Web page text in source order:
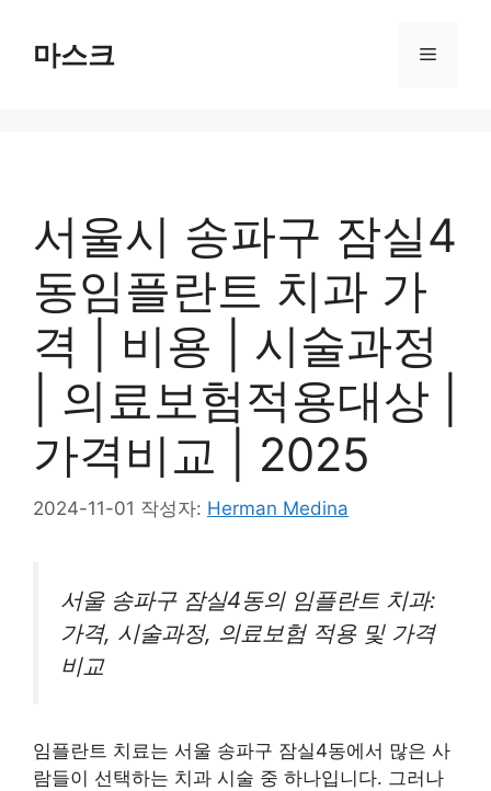
마스크 메
서울시 송파구 잠실4
동임플란트 치과 가
격 | 비용 | 시술과정
| 의료보험적용대상 |
가격비교 | 2025
2024-11-01 작성자: Herman Medina
서울 송파구 잠실4동의 임플란트 치과:
가격, 시술과정, 의료보험 적용 및 가격
비교
임플란트 치료는 서울 송파구 잠실4동에서 많은 사
람들이 선택하는 치과 시술 중 하나입니다. 그러나